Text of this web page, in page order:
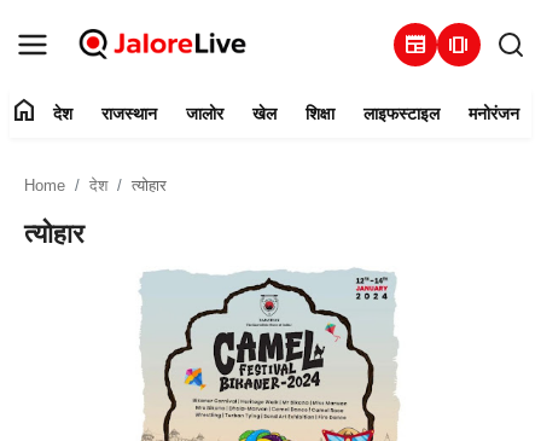
newspaper amp_stories
संपर्क करें
home देश राजस्थान जालोर खेल शिक्षा लाइफस्टाइल मनोरंजन
Home देश त्योहार
त्योहार